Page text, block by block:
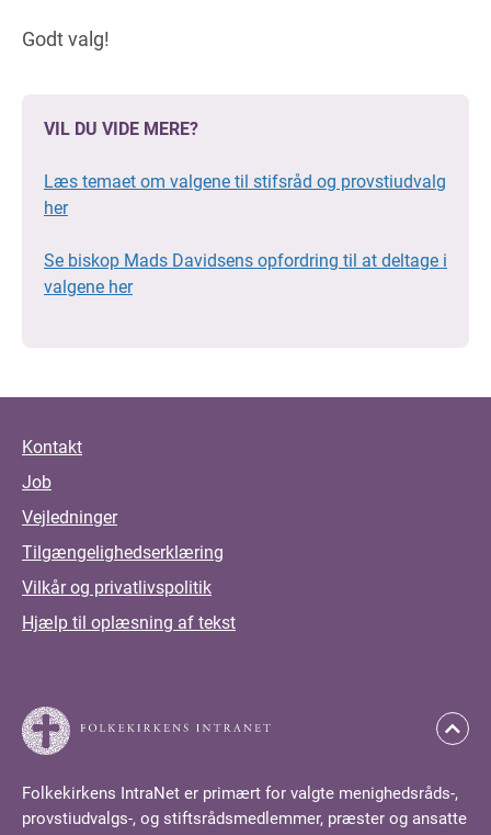
Godt valg!
VIL DU VIDE MERE?
Læs temaet om valgene til stifsråd og provstiudvalg
her
Se biskop Mads Davidsens opfordring til at deltage i
valgene her
Kontakt
Job
Vejledninger
Tilgængelighedserklæring
Vilkår og privatlivspolitik
Hjælp til oplæsning af tekst
Folkekirkens IntraNet er primært for valgte menighedsråds-,
provstiudvalgs-, og stiftsrådsmedlemmer, præster og ansatte